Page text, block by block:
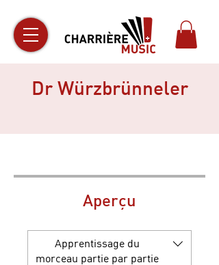
Dr Würzbrünneler
Aperçu
Apprentissage du
morceau partie par partie